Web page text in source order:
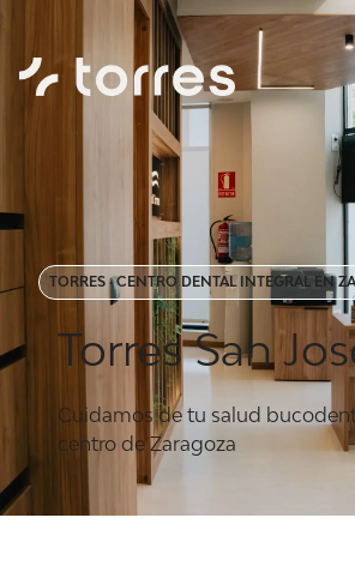
TORRES · CENTRO DENTAL INTEGRAL EN
Torres San
Cuidamos de tu salud
centro de Zaragoza